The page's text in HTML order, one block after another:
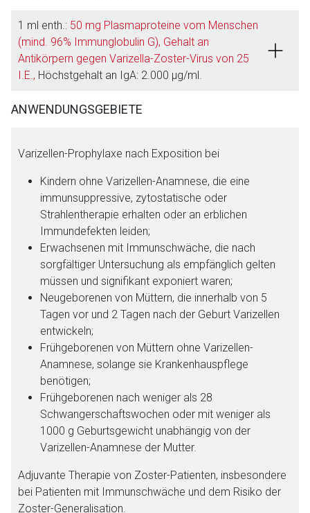
1 ml enth.: 50 mg Plasmaproteine vom Menschen
(mind. 96% Immunglobulin G), Gehalt an
Antikörpern gegen Varizella-Zoster-Virus von 25
I.E., Höchstgehalt an IgA: 2.000 μg/ml.
ANWENDUNGSGEBIETE
Varizellen-Prophylaxe nach Exposition bei
Kindern ohne Varizellen-Anamnese, die eine
immunsuppressive, zytostatische oder
Strahlentherapie erhalten oder an erblichen
Immundefekten leiden;
Erwachsenen mit Immunschwäche, die nach
sorgfältiger Untersuchung als empfänglich gelten
müssen und signifikant exponiert waren;
Neugeborenen von Müttern, die innerhalb von 5
Tagen vor und 2 Tagen nach der Geburt Varizellen
entwickeln;
Frühgeborenen von Müttern ohne Varizellen-
Anamnese, solange sie Krankenhauspflege
benötigen;
Frühgeborenen nach weniger als 28
Schwangerschaftswochen oder mit weniger als
1000 g Geburtsgewicht unabhängig von der
Varizellen-Anamnese der Mutter.
Adjuvante Therapie von Zoster-Patienten, insbesondere
bei Patienten mit Immunschwäche und dem Risiko der
Zoster-Generalisation.
Aufruf einer externen Seite
Der von Ihnen aufgerufene Link öffnet eine externe Web-
Seite. Für die Inhalte der externen Web-Seite ist deren
Betreiber verantwortlich. Ebenso gelten dort ggf. andere
Datenschutzbestimmungen.
Zurück zur rote-liste.de